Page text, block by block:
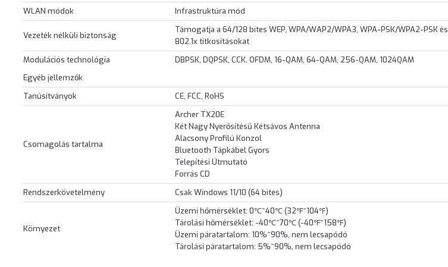
WLAN módok
Infrastruktúra mód
Vezeték nélküli biztonság
Támogatja a 64/128 bites WEP, WPA/WAP2/WPA3, WPA-PSK/WPA2-PSK és
802.1x titkosításokat
Modulációs technológia
DBPSK, DQPSK, CCK, OFDM, 16-QAM, 64-QAM, 256-QAM, 1024QAM
Egyéb jellemzők
Tanúsítványok
CE, FCC, RoHS
Csomagolás tartalma
Archer TX20E
Két Nagy Nyerősítésű Kétsávos Antenna
Alacsony Profilú Konzol
Bluetooth Tápkábel Gyors
Telepítési Útmutató
Forrás CD
Rendszerkövetelmény
Csak Windows 11/10 (64 bites)
Környezet
Üzemi hőmérséklet: 0℃~40℃ (32℉~104℉)
Tárolási hőmérséklet: -40℃~70℃ (-40℉~158℉)
Üzemi páratartalom: 10%~90%, nem lecsapódó
Tárolási páratartalom: 5%~90%, nem lecsapódó